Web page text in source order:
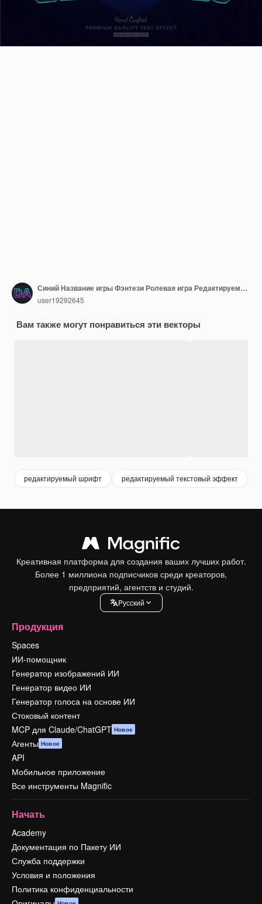
Синий Название игры Фэнтези Ролевая игра Редактируемый текстовый эффект премиум-класса Стиль шрифта
user19292645
Вам также могут понравиться эти векторы
редактируемый шрифт редактируемый текстовый эффект
Креативная платформа для создания ваших лучших работ.
Более 1 миллиона подписчиков среди креаторов,
предприятий, агентств и студий.
Pусский
Продукция
Spaces
ИИ-помощник
Генератор изображений ИИ
Генератор видео ИИ
Генератор голоса на основе ИИ
Стоковый контент
MCP для Claude/ChatGPT Новое
Агенты Новое
API
Мобильное приложение
Все инструменты Magnific
Начать
Academy
Документация по Пакету ИИ
Служба поддержки
Условия и положения
Политика конфиденциальности